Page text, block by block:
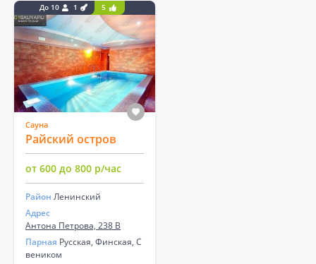
До 10 1 5
Сауна
Райский остров
от 600 до 800 р/час
Район Ленинский
Адрес
Антона Петрова, 238 В
Парная Русская, Финская, С
веником